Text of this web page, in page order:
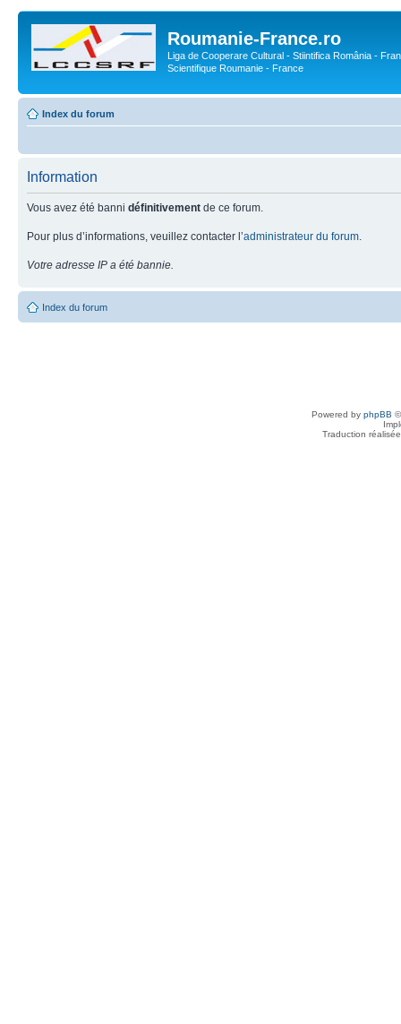
Roumanie-France.ro
Liga de Cooperare Cultural - Stiintifica România -
Scientifique Roumanie - France
Index du forum
Information
Vous avez été banni définitivement de ce forum.
Pour plus d’informations, veuillez contacter l’administrateur du forum
Votre adresse IP a été bannie.
Index du forum
Powered by phpBB
Traduction